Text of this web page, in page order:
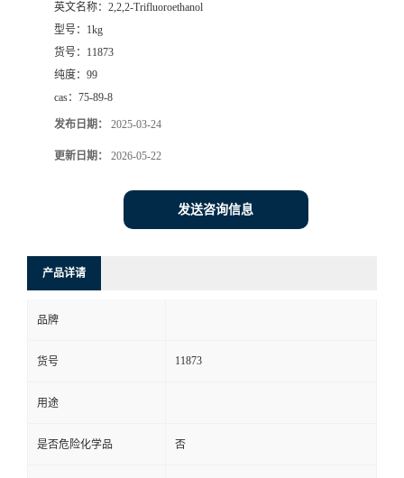
英文名称： 2,2,2-Trifluoroethanol
型号： 1kg
货号： 11873
纯度： 99
cas： 75-89-8
发布日期： 2025-03-24
更新日期： 2026-05-22
发送咨询信息
产品详请
品牌
货号 11873
用途
是否危险化学品 否